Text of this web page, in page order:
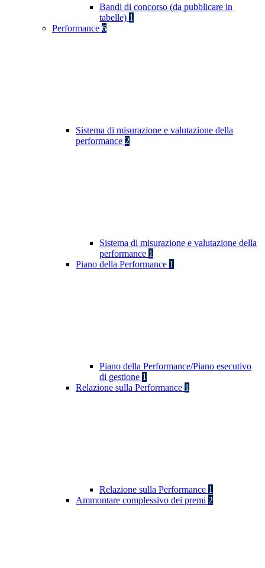
Bandi di concorso (da pubblicare in
tabelle) 1
Performance 6
Sistema di misurazione e valutazione della
performance 2
Sistema di misurazione e valutazione della
performance 1
Piano della Performance 1
Piano della Performance/Piano esecutivo
di gestione 1
Relazione sulla Performance 1
Relazione sulla Performance 1
Ammontare complessivo dei premi 2